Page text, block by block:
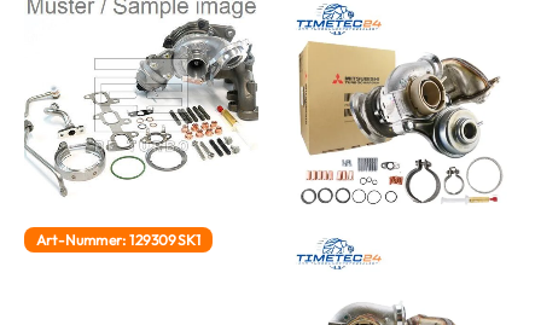
Art-Nummer: 129309SK1